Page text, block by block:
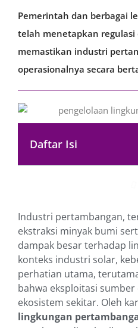
Pemerintah dan berbagai
telah menetapkan
memastikan industri
operasionalnya secara
Daftar Isi
Industri pertambangan,
ekstraksi minyak bumi
dampak besar terhadap
konteks industri solar,
perhatian utama,
bahwa eksploitasi
ekosistem sekitar. Oleh
lingkungan